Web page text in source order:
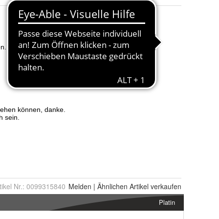
Nr.: 0099315840 Melden | Ähnlichen Artikel verkaufen
Platin